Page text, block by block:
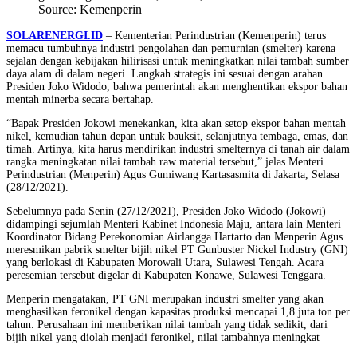
Source: Kemenperin
SOLARENERGI.ID – Kementerian Perindustrian (Kemenperin) terus
memacu tumbuhnya industri pengolahan dan pemurnian (smelter) karena
sejalan dengan kebijakan hilirisasi untuk meningkatkan nilai tambah sumber
daya alam di dalam negeri. Langkah strategis ini sesuai dengan arahan
Presiden Joko Widodo, bahwa pemerintah akan menghentikan ekspor bahan
mentah minerba secara bertahap.
“Bapak Presiden Jokowi menekankan, kita akan setop ekspor bahan mentah
nikel, kemudian tahun depan untuk bauksit, selanjutnya tembaga, emas, dan
timah. Artinya, kita harus mendirikan industri smelternya di tanah air dalam
rangka meningkatan nilai tambah raw material tersebut,” jelas Menteri
Perindustrian (Menperin) Agus Gumiwang Kartasasmita di Jakarta, Selasa
(28/12/2021).
Sebelumnya pada Senin (27/12/2021), Presiden Joko Widodo (Jokowi)
didampingi sejumlah Menteri Kabinet Indonesia Maju, antara lain Menteri
Koordinator Bidang Perekonomian Airlangga Hartarto dan Menperin Agus
meresmikan pabrik smelter bijih nikel PT Gunbuster Nickel Industry (GNI)
yang berlokasi di Kabupaten Morowali Utara, Sulawesi Tengah. Acara
peresemian tersebut digelar di Kabupaten Konawe, Sulawesi Tenggara.
Menperin mengatakan, PT GNI merupakan industri smelter yang akan
menghasilkan feronikel dengan kapasitas produksi mencapai 1,8 juta ton per
tahun. Perusahaan ini memberikan nilai tambah yang tidak sedikit, dari
bijih nikel yang diolah menjadi feronikel, nilai tambahnya meningkat